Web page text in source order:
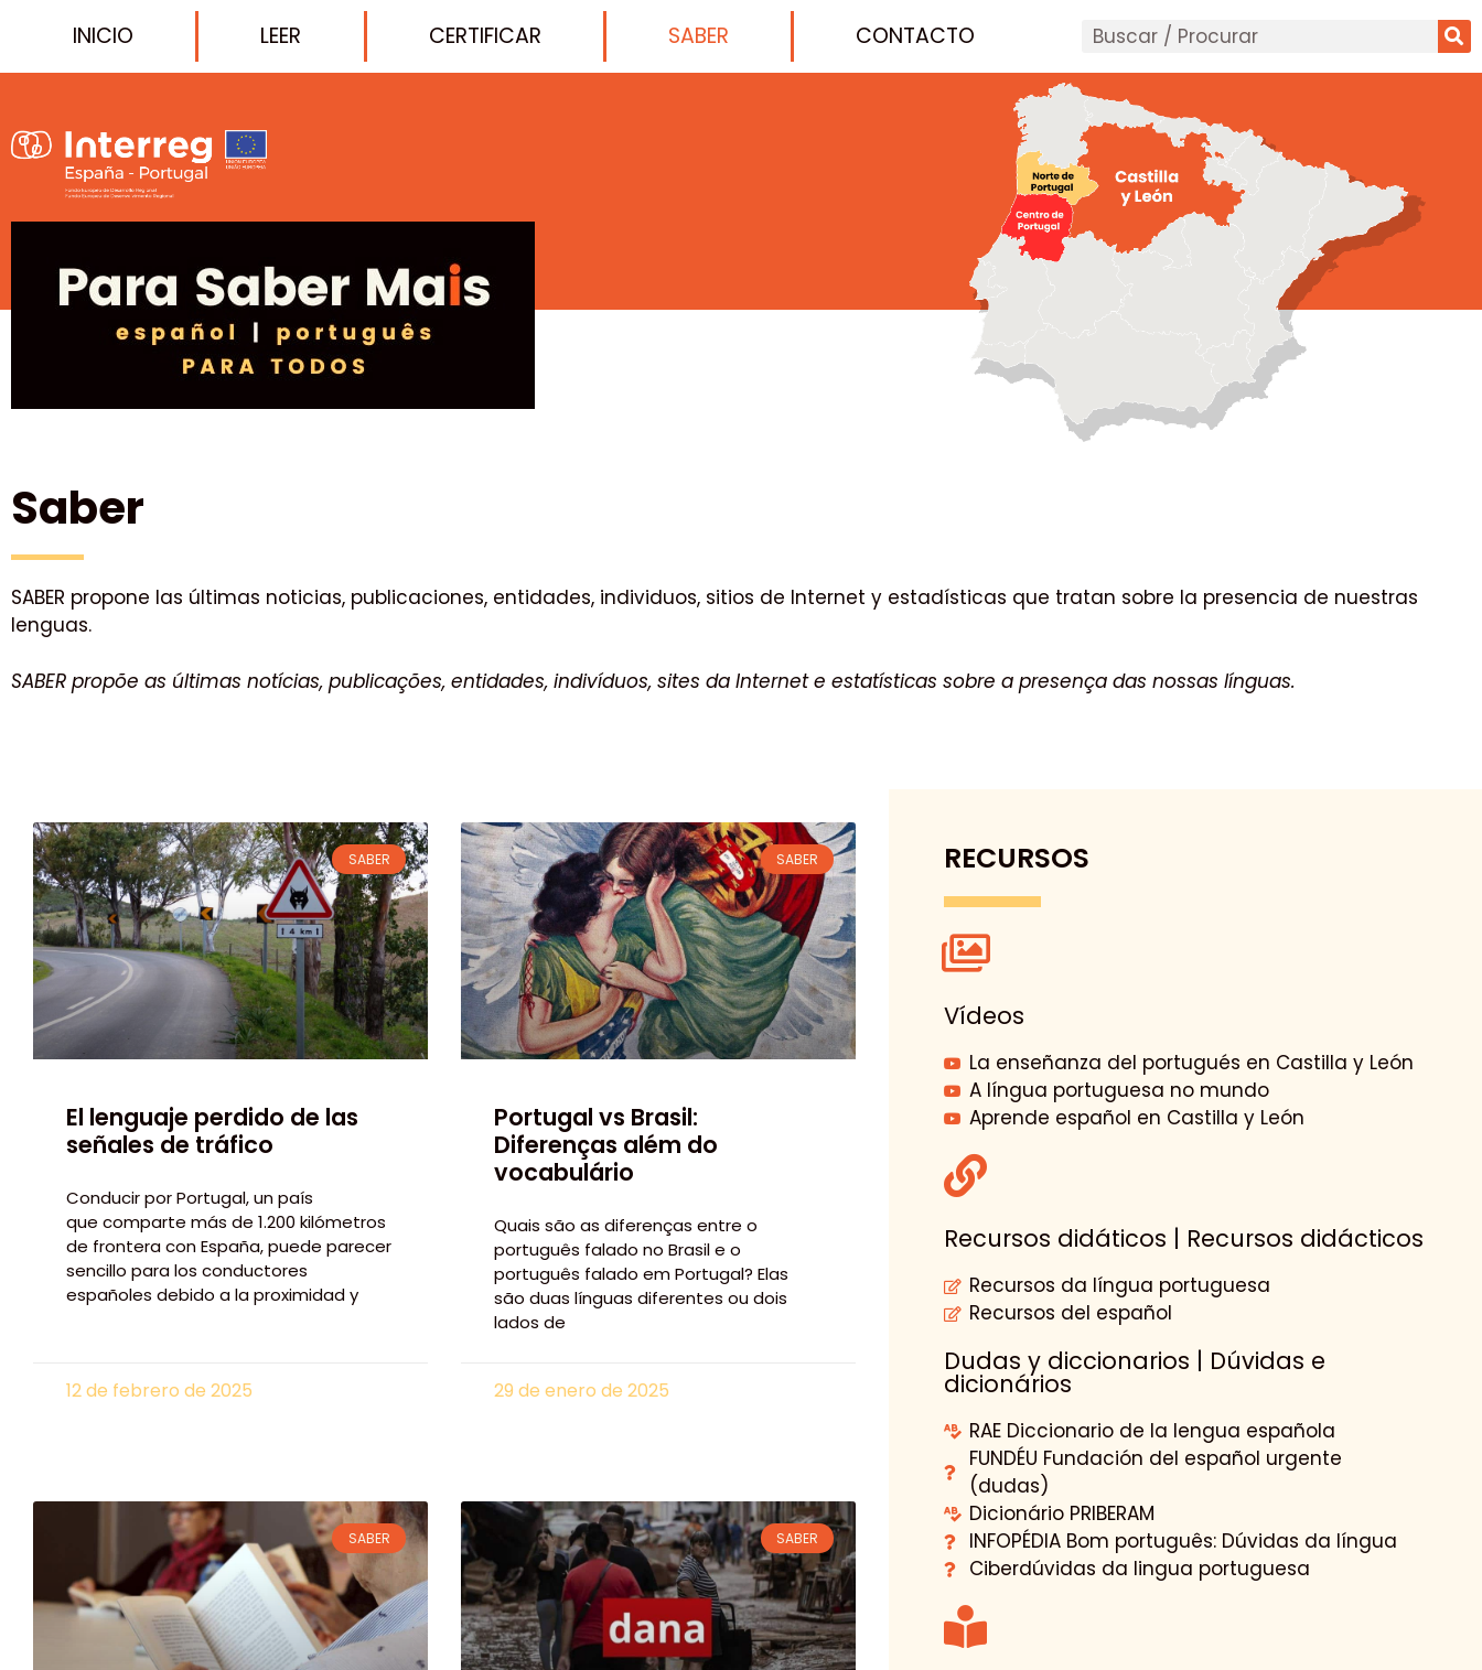
INICIO LEER CERTIFICAR SABER CONTACTO
Saber
SABER propone las últimas noticias, publicaciones, entidades, individuos, sitios de Internet y estadísticas que tratan sobre la presencia de nuestras
lenguas.
SABER propõe as últimas notícias, publicações, entidades, indivíduos, sites da Internet e estatísticas sobre a presença das nossas línguas.
SABER
El lenguaje perdido de las
señales de tráfico
Conducir por Portugal, un país
que comparte más de 1.200 kilómetros
de frontera con España, puede parecer
sencillo para los conductores
españoles debido a la proximidad y
12 de febrero de 2025
SABER
Portugal vs Brasil:
Diferenças além do
vocabulário
Quais são as diferenças entre o
português falado no Brasil e o
português falado em Portugal? Elas
são duas línguas diferentes ou dois
lados de
29 de enero de 2025
SABER SABER
RECURSOS
Vídeos
La enseñanza del portugués en Castilla y León
A língua portuguesa no mundo
Aprende español en Castilla y León
Recursos didáticos | Recursos didácticos
Recursos da língua portuguesa
Recursos del español
Dudas y diccionarios | Dúvidas e
dicionários
RAE Diccionario de la lengua española
FUNDÉU Fundación del español urgente
(dudas)
Dicionário PRIBERAM
INFOPÉDIA Bom português: Dúvidas da língua
Ciberdúvidas da lingua portuguesa